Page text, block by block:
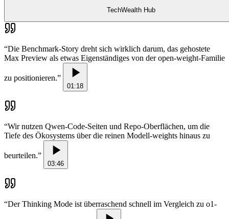
TechWealth Hub
“Die Benchmark-Story dreht sich wirklich darum, das gehostete
Max Preview als etwas Eigenständiges von der open-weight-Familie
zu positionieren.”
01:18
“Wir nutzen Qwen-Code-Seiten und Repo-Oberflächen, um die
Tiefe des Ökosystems über die reinen Modell-weights hinaus zu
beurteilen.”
03:46
“Der Thinking Mode ist überraschend schnell im Vergleich zu o1-